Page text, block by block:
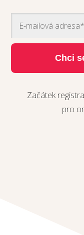
Chci
Začátek
pro